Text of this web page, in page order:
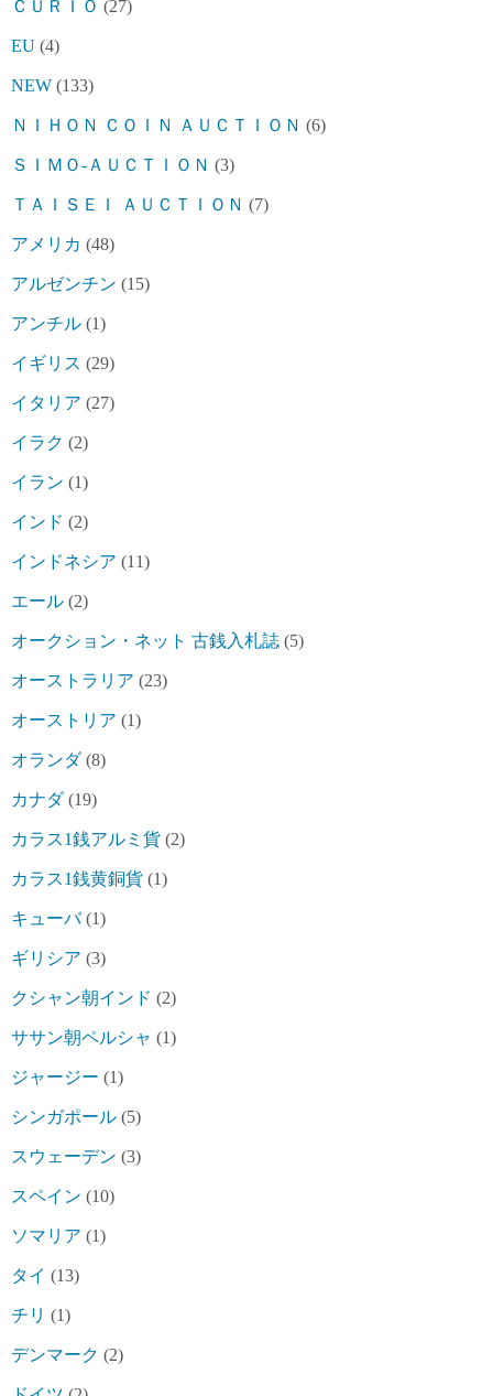
ＣＵＲＩＯ (27)
EU (4)
NEW (133)
ＮＩＨＯＮ ＣＯＩＮ ＡＵＣＴＩＯＮ (6)
ＳＩＭＯ-ＡＵＣＴＩＯＮ (3)
ＴＡＩＳＥＩ ＡＵＣＴＩＯＮ (7)
アメリカ (48)
アルゼンチン (15)
アンチル (1)
イギリス (29)
イタリア (27)
イラク (2)
イラン (1)
インド (2)
インドネシア (11)
エール (2)
オークション・ネット 古銭入札誌 (5)
オーストラリア (23)
オーストリア (1)
オランダ(8)
カナダ(19)
カラス1銭アルミ貨 (2)
カラス1銭黄銅貨 (1)
キューバ(1)
ギリシア (3)
クシャン朝インド (2)
ササン朝ペルシャ (1)
ジャージー (1)
シンガポール (5)
スウェーデン (3)
スペイン (10)
ソマリア (1)
タイ (13)
チリ (1)
デンマーク (2)